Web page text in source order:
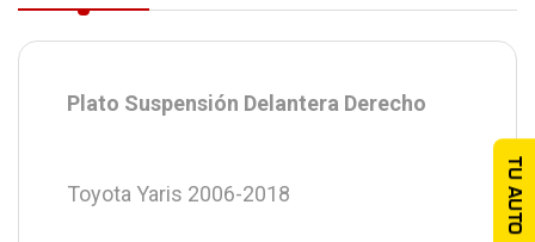
Plato Suspensión Delantera Derecho
Toyota Yaris 2006-2018 TU AUTO